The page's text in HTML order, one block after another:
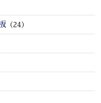
（24）